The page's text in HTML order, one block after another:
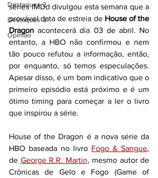
Destaques 2
Destaques 3
Opinião
séries IMDd divulgou esta semana que a
provável data de estreia de House of the
Dragon acontecerá dia 03 de abril. No
entanto, a HBO não confirmou e nem
tão pouco refutou a informação, então,
por enquanto, só temos especulações.
Apesar disso, é um bom indicativo que o
primeiro episódio está próximo e é um
ótimo timing para começar a ler o livro
que inspirou a série.
House of the Dragon é a nova série da
HBO baseada no livro Fogo & Sangue,
de George R.R. Martin, mesmo autor de
Crônicas de Gelo e Fogo (Game of